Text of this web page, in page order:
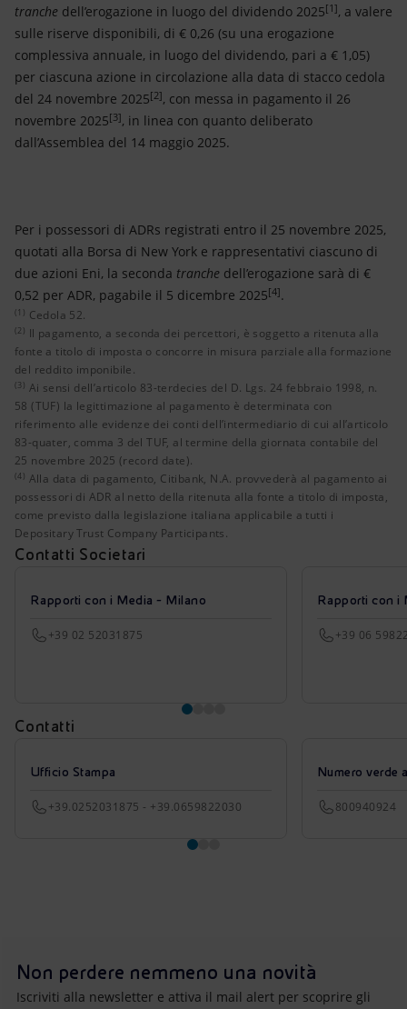
tranche dell’erogazione in luogo del dividendo 2025[1], a valere
sulle riserve disponibili, di € 0,26 (su una erogazione
complessiva annuale, in luogo del dividendo, pari a € 1,05)
per ciascuna azione in circolazione alla data di stacco cedola
del 24 novembre 2025[2], con messa in pagamento il 26
novembre 2025[3], in linea con quanto deliberato
dall’Assemblea del 14 maggio 2025.
Per i possessori di ADRs registrati entro il 25 novembre 2025,
quotati alla Borsa di New York e rappresentativi ciascuno di
due azioni Eni, la seconda tranche dell’erogazione sarà di €
0,52 per ADR, pagabile il 5 dicembre 2025[4].
Cedola 52.
Il pagamento, a seconda dei percettori, è soggetto a
Ai sensi dell’articolo 83-terdecies del D. Lgs. 24
Alla data di pagamento, Citibank, N.A. provvederà al
(1) Cedola 52.
(2) Il pagamento, a seconda dei percettori, è soggetto a ritenuta alla
fonte a titolo di imposta o concorre in misura parziale alla formazione
del reddito imponibile.
(3) Ai sensi dell’articolo 83-terdecies del D. Lgs. 24 febbraio 1998, n.
58 (TUF) la legittimazione al pagamento è determinata con
riferimento alle evidenze dei conti dell’intermediario di cui all’articolo
83-quater, comma 3 del TUF, al termine della giornata contabile del
25 novembre 2025 (record date).
(4) Alla data di pagamento, Citibank, N.A. provvederà al pagamento ai
possessori di ADR al netto della ritenuta alla fonte a titolo di imposta,
come previsto dalla legislazione italiana applicabile a tutti i
Depositary Trust Company Participants.
Contatti Societari
Rapporti con i Media - Milano
+39 02 52031875
Rapporti con i
+39 06
Contatti
Ufficio Stampa
+39.0252031875 - +39.0659822030
Numero verde
800940924
Non perdere nemmeno una novità
Iscriviti alla newsletter e attiva il mail alert per scoprire gli